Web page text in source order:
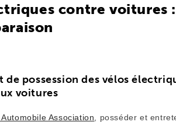
contre voitures :
de possession des vélos
voitures
Association, posséder et